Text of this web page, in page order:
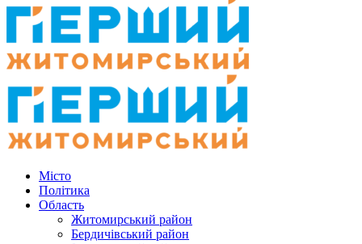
Місто
Політика
Область
Житомирський район
Бердичівський район